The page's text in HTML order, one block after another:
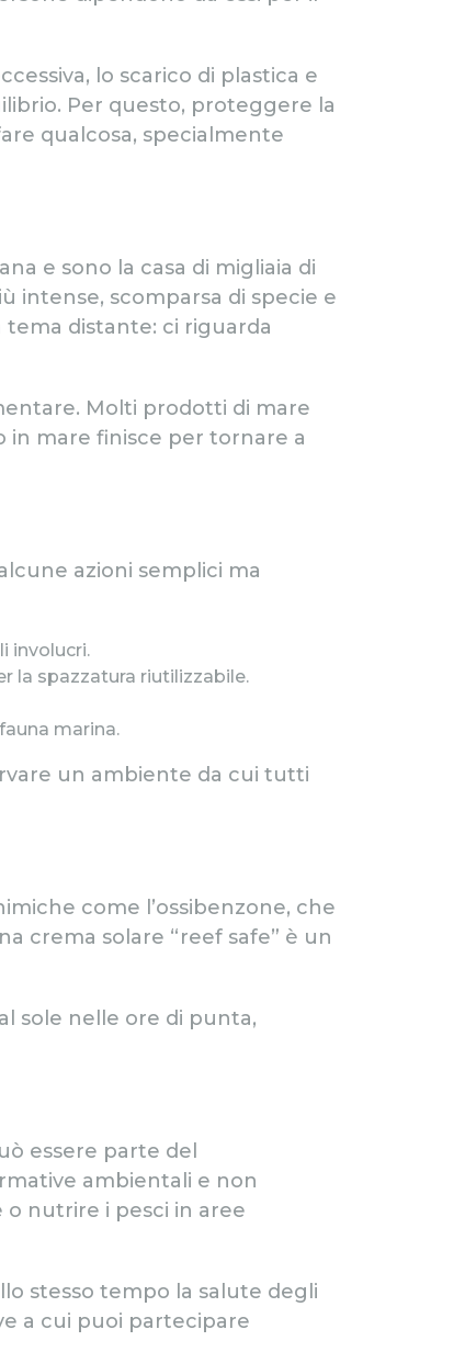
lo scarico di plastica e
Per questo, proteggere la
qualcosa, specialmente
e sono la casa di migliaia di
intense, scomparsa di specie e
distante: ci riguarda
Molti prodotti di mare
in mare finisce per tornare a
azioni semplici ma
involucri.
la spazzatura riutilizzabile.
marina.
un ambiente da cui tutti
come l’ossibenzone, che
crema solare “reef safe” è un
sole nelle ore di punta,
essere parte del
ambientali e non
nutrire i pesci in aree
stesso tempo la salute degli
a cui puoi partecipare